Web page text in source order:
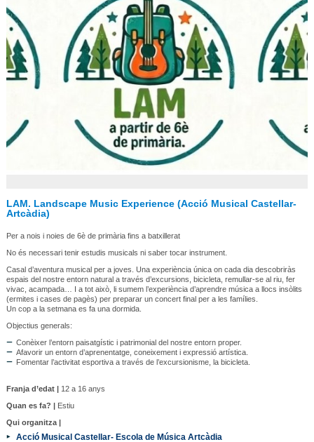
LAM. Landscape Music Experience (Acció Musical Castellar-
Artcàdia)
Per a nois i noies de 6è de primària fins a batxillerat
No és necessari tenir estudis musicals ni saber tocar instrument.
Casal d’aventura musical per a joves. Una experiència única on cada dia descobriràs
espais del nostre entorn natural a través d’excursions, bicicleta, remullar-se al riu, fer
vivac, acampada… I a tot això, li sumem l’experiència d’aprendre música a llocs insòlits
(ermites i cases de pagès) per preparar un concert final per a les famílies.
Un cop a la setmana es fa una dormida.
Objectius generals:
Conèixer l’entorn paisatgístic i patrimonial del nostre entorn proper.
Afavorir un entorn d’aprenentatge, coneixement i expressió artística.
Fomentar l’activitat esportiva a través de l’excursionisme, la bicicleta.
Franja d’edat |12 a 16 anys
Quan es fa? |Estiu
Qui organitza |
Acció Musical Castellar- Escola de Música Artcàdia